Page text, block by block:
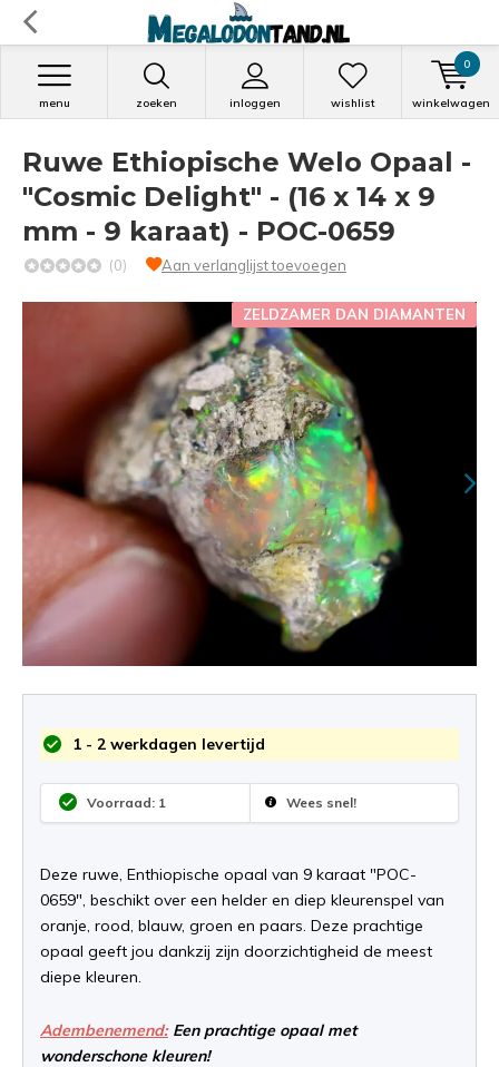
zoeken inloggen
menu wishlist winkelwagen
0
Ruwe Ethiopische Welo Opaal -
"Cosmic Delight" - (16 x 14 x 9
mm - 9 karaat) - POC-0659
(0) Aan verlanglijst toevoegen
ZELDZAMER DAN DIAMANTEN
1 - 2 werkdagen levertijd
Voorraad: 1 Wees snel!
Deze ruwe, Enthiopische opaal van 9 karaat "POC-
0659", beschikt over een helder en diep kleurenspel van
oranje, rood, blauw, groen en paars. Deze prachtige
opaal geeft jou dankzij zijn doorzichtigheid de meest
diepe kleuren.
Adembenemend:Een prachtige opaal met
wonderschone kleuren!